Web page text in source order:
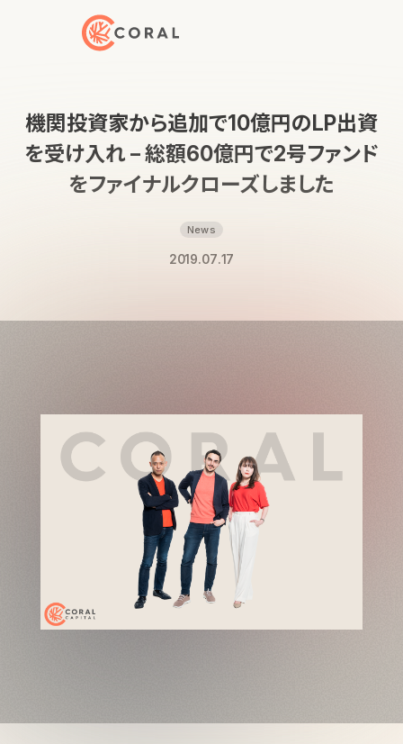
トップページへ戻る
機関投資家から追加で10億円のLP出資
を受け入れ – 総額60億円で2号ファンド
をファイナルクローズしました
News
2019.07.17